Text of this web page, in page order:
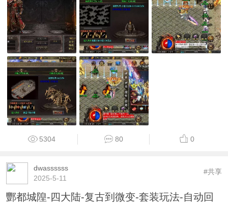
5304 80 0
dwassssss
2025-5-11
#共享
酆都城隍-四大陆-复古到微变-套装玩法-自动回